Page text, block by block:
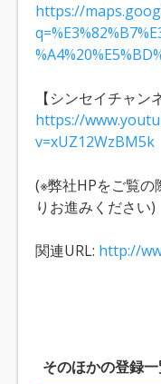
https://
【シンセイチャン
https://
v=xUZ12WzBM5k
(※弊社HPをご覧の
りお進みください)
関連URL: http://
そのほかの登録